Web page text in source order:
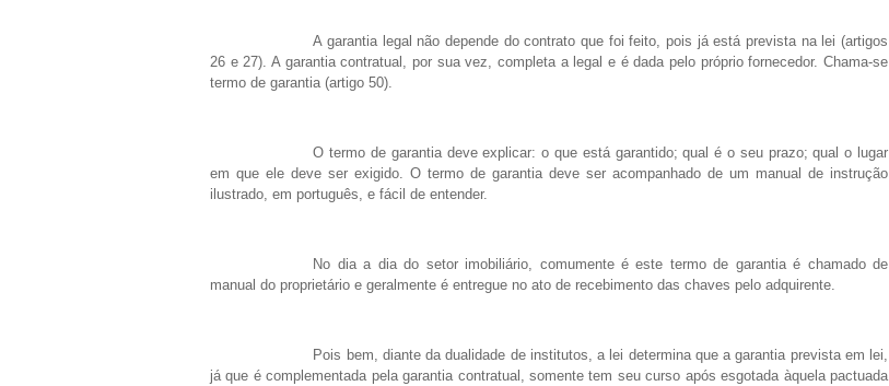
A garantia legal não depende do contrato que foi feito, pois já está prevista na lei (artigos
26 e 27). A garantia contratual, por sua vez, completa a legal e é dada pelo próprio fornecedor. Chama-se
termo de garantia (artigo 50).
O termo de garantia deve explicar: o que está garantido; qual é o seu prazo; qual o lugar
em que ele deve ser exigido. O termo de garantia deve ser acompanhado de um manual de instrução
ilustrado, em português, e fácil de entender.
No dia a dia do setor imobiliário, comumente é este termo de garantia é chamado de
manual do proprietário e geralmente é entregue no ato de recebimento das chaves pelo adquirente.
Pois bem, diante da dualidade de institutos, a lei determina que a garantia prevista em lei,
já que é complementada pela garantia contratual, somente tem seu curso após esgotada àquela pactuada